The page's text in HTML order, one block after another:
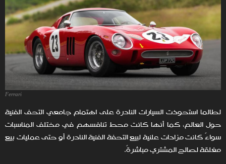
Ferrari
لطالما استحوذت السيارات النادرة على اهتمام جامعي التحف الفنية
حول العالم، كما أنها كانت محط تنافسهم في مختلف المناسبات
سواءً كانت مزادات علنية لبيع التحفة الفنية النادرة أو حتى عمليات بيع
مغلقة لصالح المشتري مباشرةً.